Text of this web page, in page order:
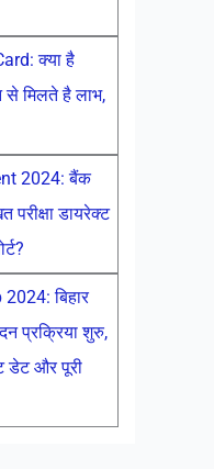
क्या है
मिलते है लाभ,
2024: बैंक
परीक्षा डायरेक्ट
बिहार
प्रक्रिया शुरु,
डेट और पूरी